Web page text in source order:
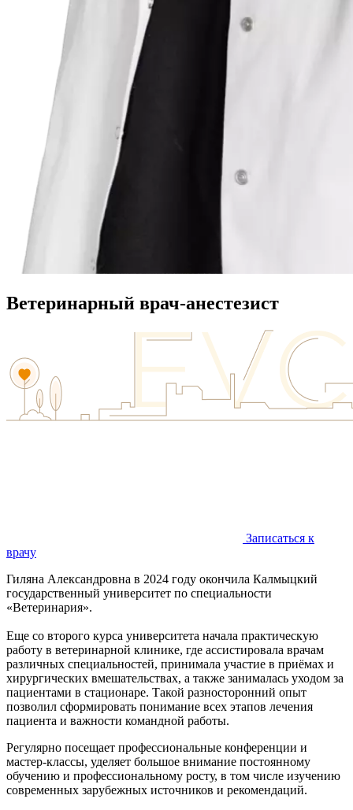
Ветеринарный врач-анестезист
Записаться к
врачу
Гиляна Александровна в 2024 году окончила Калмыцкий
государственный университет по специальности
«Ветеринария».
Еще со второго курса университета начала практическую
работу в ветеринарной клинике, где ассистировала врачам
различных специальностей, принимала участие в приёмах и
хирургических вмешательствах, а также занималась уходом за
пациентами в стационаре. Такой разносторонний опыт
позволил сформировать понимание всех этапов лечения
пациента и важности командной работы.
Регулярно посещает профессиональные конференции и
мастер-классы, уделяет большое внимание постоянному
обучению и профессиональному росту, в том числе изучению
современных зарубежных источников и рекомендаций.